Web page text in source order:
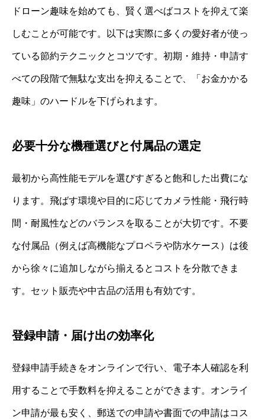
ドローン趣味を始めても、賢く選べばコストを抑えて楽
しむことが可能です。以下は実際に多くの愛好者が使っ
ている節約テクニックとコツです。初期・維持・申請す
べての段階で無駄な支出を抑えることで、「お金かかる
趣味」のハードルを下げられます。
必要十分な機種選びと付属品の選定
最初から高性能モデルを選びすぎると飽和した出費にな
ります。飛ばす環境や目的に応じてカメラ性能・飛行時
間・耐風性などのバランスを取ることが大切です。不要
な付属品（例えば高機能なプロペラや防水ケース）は後
から徐々に追加しながら揃えるとコストを分散できま
す。セット販売や中古品の活用も有効です。
登録申請・届け出の効率化
登録申請手続きをオンラインで行い、電子本人確認を利
用することで手数料を抑えることができます。オンライ
ン申請が最も安く、郵送での申請や書面での申請はコス